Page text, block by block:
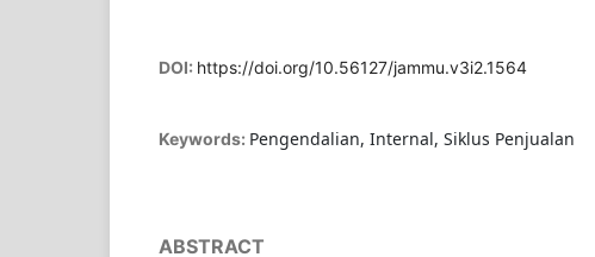
DOI: https://doi.org/10.56127/jammu.v3i2.1564
Keywords: Pengendalian, Internal, Siklus Penjualan
ABSTRACT